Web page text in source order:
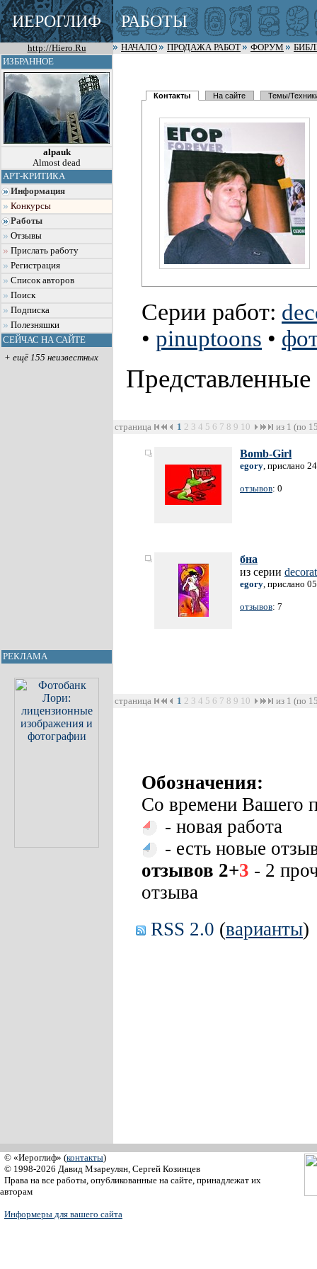
ИЕРОГЛИФ РАБОТЫ
http://Hiero.Ru НАЧАЛО ПРОДАЖА РАБОТ ФОРУМ
ИЗБРАННОЕ
alpauk
Almost dead
АРТ-КРИТИКА
Информация
Конкурсы
Работы
Отзывы
Прислать работу
Регистрация
Список авторов
Поиск
Подписка
Полезняшки
СЕЙЧАС НА САЙТЕ
+ ещё 155 неизвестных
РЕКЛАМА
Контакты На сайте Темы/
Серии работ:
• pinuptoons •
страница 1 2 3 4 5 6 7 8 9 10 из 1 (по
Bomb-Girl
egory, прислано
отзывов: 0
бна
из серии
egory, прислано
отзывов: 7
страница 1 2 3 4 5 6 7 8 9 10 из 1 (по
Обозначения:
Со времени Вашего
- новая работа
- есть новые
отзывов 2+3 - 2
отзыва
RSS 2.0 (варианты)
© «Иероглиф» (контакты)
© 1998-2026 Давид Мзареулян, Сергей Козинцев
Права на все работы, опубликованные на сайте, принадлежат их
авторам
Информеры для вашего сайта